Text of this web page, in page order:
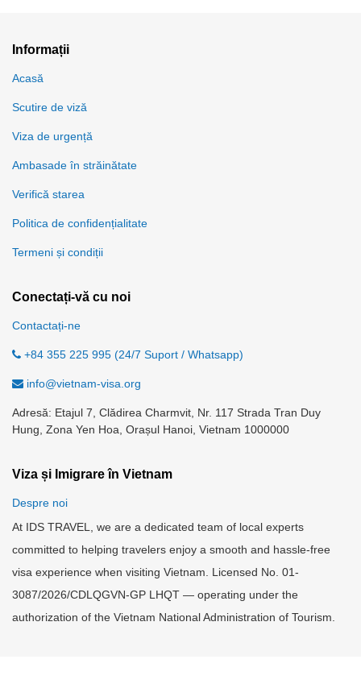
Informații
Acasă
Scutire de viză
Viza de urgență
Ambasade în străinătate
Verifică starea
Politica de confidențialitate
Termeni și condiții
Conectați-vă cu noi
Contactați-ne
+84 355 225 995 (24/7 Suport / Whatsapp)
info@vietnam-visa.org
Adresă: Etajul 7, Clădirea Charmvit, Nr. 117 Strada Tran Duy
Hung, Zona Yen Hoa, Orașul Hanoi, Vietnam 1000000
Viza și Imigrare în Vietnam
Despre noi
At IDS TRAVEL, we are a dedicated team of local experts
committed to helping travelers enjoy a smooth and hassle-free
visa experience when visiting Vietnam. Licensed No. 01-
3087/2026/CDLQGVN-GP LHQT — operating under the
authorization of the Vietnam National Administration of Tourism.